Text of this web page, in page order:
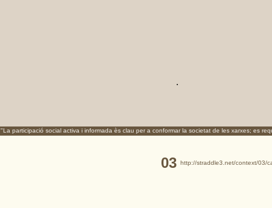
.
"La participació social activa i informada ès clau per a conformar la societat de les xarxes; es
03 http://straddle3.net/context/03/